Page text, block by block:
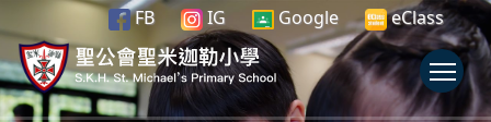
FB IG Google eClass